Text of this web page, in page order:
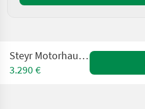
Steyr Motorhaube 6240 CVT
3.290 €